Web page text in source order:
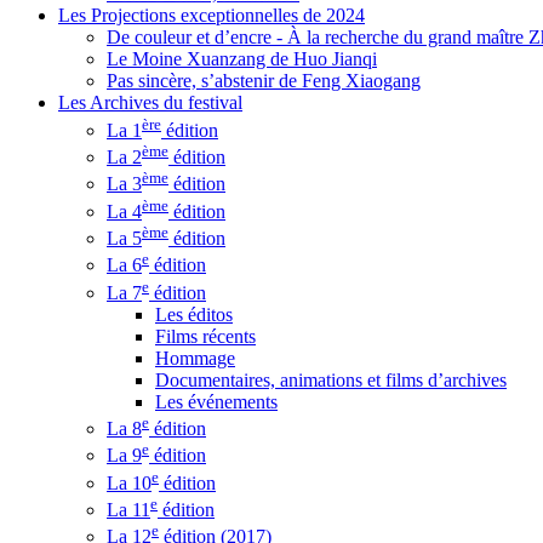
Les Projections exceptionnelles de 2024
De couleur et d’encre - À la recherche du grand maître
Le Moine Xuanzang de Huo Jianqi
Pas sincère, s’abstenir de Feng Xiaogang
Les Archives du festival
La 1 ère édition
La 2ème édition
La 3ème édition
La 4ème édition
La 5ème édition
La 6e édition
La 7e édition
Les éditos
Films récents
Hommage
Documentaires, animations et films d’archives
Les événements
La 8e édition
La 9e édition
La 10e édition
La 11 e édition
La 12e édition (2017)